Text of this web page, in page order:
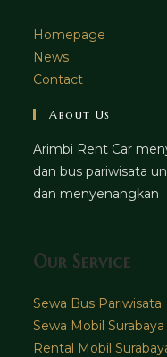
Homepage
News
Contact
About Us
Arimbi Rent Car
dan bus pariwisata
dan menyenangkan
Our Service
Sewa Bus Pariwisata
Sewa Mobil Surabaya
Rental Mobil